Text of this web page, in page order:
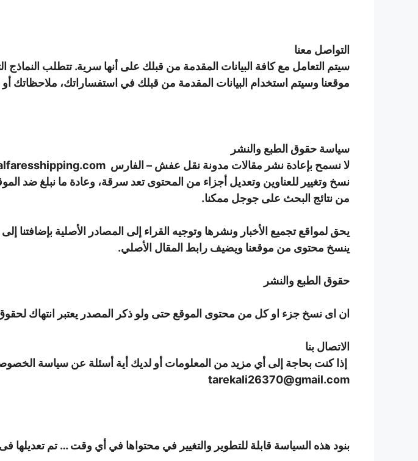
التواصل معنا
سيتم التعامل مع كافة البيانات المقدمة من قبلك على أنها سرية. تتطلب
موقعنا وسيتم استخدام البيانات المقدمة من قبلك في استفساراتك، ملاحظاتك أو
سياسة حقوق الطبع والنشر
لا نسمح بإعادة نشر مقالات مدونة نقل عفش – الفارس
نسخ وتغيير للعناوين وتعديل أجزاء من المحتوى تعد سرقة، وعادة ما نبلغ ضد
من نتائج البحث على جوجل ممكنا.
يحق لمواقع تجميع الأخبار ونشرها وتوجيه القراء إلى المصادر الأصلية بإضافتنا
ينسخ محتوى من موقعنا ويضيف رابط المقال الأصلي.
حقوق الطبع والنشر
ان اى نسخ جزء او كل من محتوى الموقع حتى ولو ذكر المصدر يعتبر انتهاك
الاتصال بنا
إذا كنت بحاجة إلى أي مزيد من المعلومات أو لديك أية أسئلة عن سياسة
tarekali26370@gmail.com
بنود هذه السياسة قابلة للتطوير والتغيير في محتواها في أي وقت … تم تعديلها فى 04-07-2023